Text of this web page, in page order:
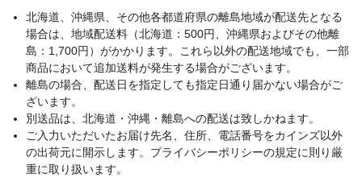
北海道、沖縄県、その他各都道府県の離島地域が配送先となる
場合は、地域配送料（北海道：500円、沖縄県およびその他離
島：1,700円）がかかります。これら以外の配送地域でも、一部
商品において追加送料が発生する場合がございます。
離島の場合、配送日を指定しても指定日通り届かない場合がご
ざいます。
別送品は、北海道・沖縄・離島への配送は致しかねます。
ご入力いただいたお届け先名、住所、電話番号をカインズ以外
の出荷元に開示します。プライバシーポリシーの規定に則り厳
重に取り扱います。